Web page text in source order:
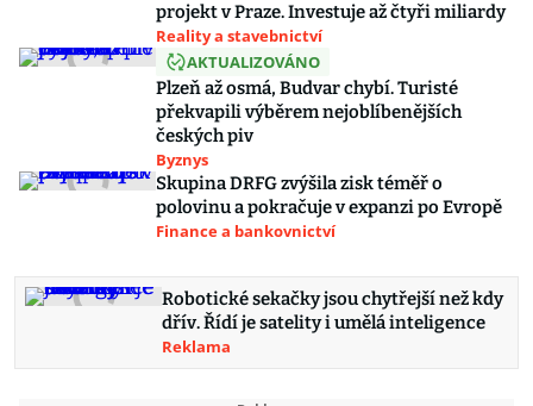
projekt v Praze. Investuje až čtyři miliardy
Reality a stavebnictví
AKTUALIZOVÁNO
Plzeň až osmá, Budvar chybí. Turisté
překvapili výběrem nejoblíbenějších
českých piv
Byznys
Skupina DRFG zvýšila zisk téměř o
polovinu a pokračuje v expanzi po Evropě
Finance a bankovnictví
Robotické sekačky jsou chytřejší než kdy
dřív. Řídí je satelity i umělá inteligence
Reklama